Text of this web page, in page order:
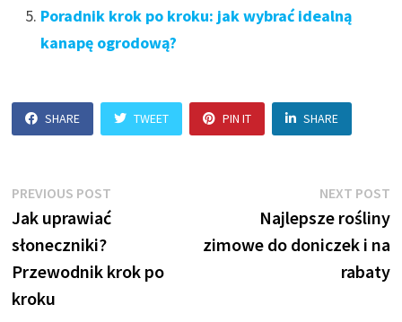
Poradnik krok po kroku: jak wybrać idealną
kanapę ogrodową?
SHARE TWEET PIN IT SHARE
Nawigacja
wpisu
PREVIOUS POST
post:
Jak uprawiać
słoneczniki?
Przewodnik krok po
kroku
NEXT POST
Najlepsze rośliny
zimowe do doniczek i na
rabaty